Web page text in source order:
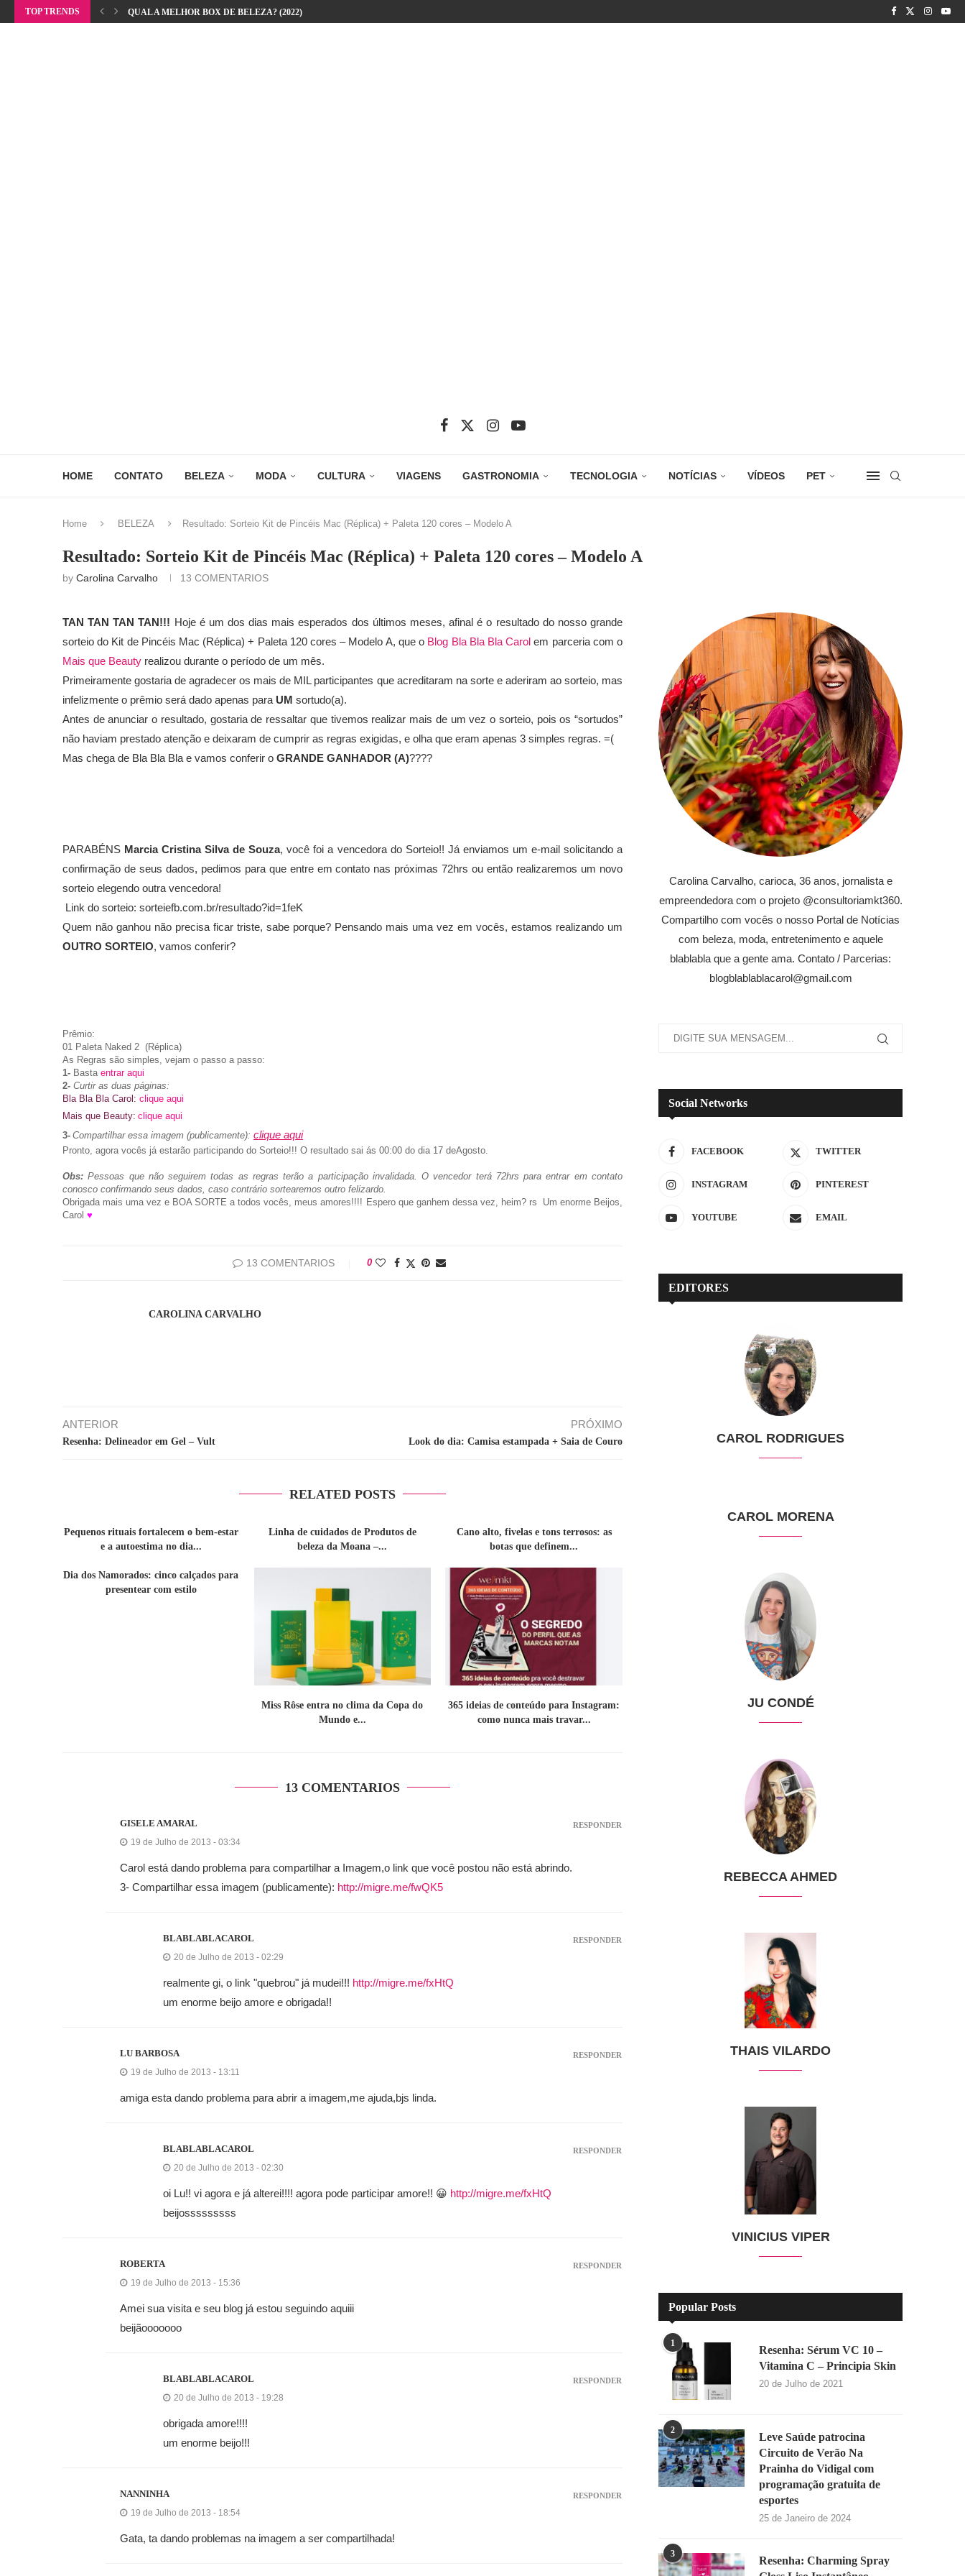
TOP TRENDS QUAL A MELHOR BOX DE BELEZA? (2022)
HOME CONTATO BELEZA MODA CULTURA VIAGENS GASTRONOMIA TECNOLOGIA NOTÍCIAS VÍDEOS PET
Home BELEZA Resultado: Sorteio Kit de Pincéis Mac (Réplica) + Paleta 120 cores – Modelo A
Resultado: Sorteio Kit de Pincéis Mac (Réplica) + Paleta 120 cores – Modelo A
by Carolina Carvalho 13 COMENTARIOS
TAN TAN TAN TAN!!! Hoje é um dos dias mais esperados dos últimos meses, afinal é o resultado do nosso grande
sorteio do Kit de Pincéis Mac (Réplica) + Paleta 120 cores – Modelo A, que o Blog Bla Bla Bla Carol em parceria com o
Mais que Beauty realizou durante o período de um mês.
Primeiramente gostaria de agradecer os mais de MIL participantes que acreditaram na sorte e aderiram ao sorteio, mas
infelizmente o prêmio será dado apenas para UM sortudo(a).
Antes de anunciar o resultado, gostaria de ressaltar que tivemos realizar mais de um vez o sorteio, pois os “sortudos”
não haviam prestado atenção e deixaram de cumprir as regras exigidas, e olha que eram apenas 3 simples regras. =(
Mas chega de Bla Bla Bla e vamos conferir o GRANDE GANHADOR (A)????
PARABÉNS Marcia Cristina Silva de Souza, você foi a vencedora do Sorteio!! Já enviamos um e-mail solicitando a
confirmação de seus dados, pedimos para que entre em contato nas próximas 72hrs ou então realizaremos um novo
sorteio elegendo outra vencedora!
Link do sorteio: sorteiefb.com.br/resultado?id=1feK
Quem não ganhou não precisa ficar triste, sabe porque? Pensando mais uma vez em vocês, estamos realizando um
OUTRO SORTEIO, vamos conferir?
Prêmio:
01 Paleta Naked 2 (Réplica)
As Regras são simples, vejam o passo a passo:
1- Basta entrar aqui
2- Curtir as duas páginas:
Bla Bla Bla Carol: clique aqui
Mais que Beauty: clique aqui
3- Compartilhar essa imagem (publicamente): clique aqui
Pronto, agora vocês já estarão participando do Sorteio!!! O resultado sai ás 00:00 do dia 17 deAgosto.
Obs: Pessoas que não seguirem todas as regras terão a participação invalidada. O vencedor terá 72hrs para entrar em contato
conosco confirmando seus dados, caso contrário sortearemos outro felizardo.
Obrigada mais uma vez e BOA SORTE a todos vocês, meus amores!!!! Espero que ganhem dessa vez, heim? rs Um enorme Beijos,
Carol ♥
13 COMENTARIOS 0
CAROLINA CARVALHO
ANTERIOR
Resenha: Delineador em Gel – Vult
PRÓXIMO
Look do dia: Camisa estampada + Saia de Couro
RELATED POSTS
Pequenos rituais fortalecem o bem-estar
e a autoestima no dia...
Linha de cuidados de Produtos de
beleza da Moana –...
Cano alto, fivelas e tons terrosos: as
botas que definem...
Dia dos Namorados: cinco calçados para
presentear com estilo
Miss Rôse entra no clima da Copa do
Mundo e...
365 ideias de conteúdo para Instagram:
como nunca mais travar...
13 COMENTARIOS
GISELE AMARAL
19 de Julho de 2013 - 03:34
Carol está dando problema para compartilhar a Imagem,o link que você postou não está abrindo.
3- Compartilhar essa imagem (publicamente): http://migre.me/fwQK5
RESPONDER
BLABLABLACAROL
20 de Julho de 2013 - 02:29
realmente gi, o link "quebrou" já mudei!!! http://migre.me/fxHtQ
um enorme beijo amore e obrigada!!
RESPONDER
LU BARBOSA
19 de Julho de 2013 - 13:11
amiga esta dando problema para abrir a imagem,me ajuda,bjs linda.
RESPONDER
BLABLABLACAROL
20 de Julho de 2013 - 02:30
oi Lu!! vi agora e já alterei!!!! agora pode participar amore!! 😀 http://migre.me/fxHtQ
beijosssssssss
RESPONDER
ROBERTA
19 de Julho de 2013 - 15:36
Amei sua visita e seu blog já estou seguindo aquiii
beijãooooooo
RESPONDER
BLABLABLACAROL
20 de Julho de 2013 - 19:28
obrigada amore!!!!
um enorme beijo!!!
RESPONDER
NANNINHA
19 de Julho de 2013 - 18:54
Gata, ta dando problemas na imagem a ser compartilhada!
RESPONDER
Carolina Carvalho, carioca, 36 anos, jornalista e
empreendedora com o projeto @consultoriamkt360.
Compartilho com vocês o nosso Portal de Notícias
com beleza, moda, entretenimento e aquele
blablabla que a gente ama. Contato / Parcerias:
blogblablablacarol@gmail.com
Social Networks
FACEBOOK TWITTER
INSTAGRAM PINTEREST
YOUTUBE EMAIL
EDITORES
CAROL RODRIGUES
CAROL MORENA
JU CONDÉ
REBECCA AHMED
THAIS VILARDO
VINICIUS VIPER
Popular Posts
1
Resenha: Sérum VC 10 –
Vitamina C – Principia Skin
20 de Julho de 2021
2
Leve Saúde patrocina
Circuito de Verão Na
Prainha do Vidigal com
programação gratuita de
esportes
25 de Janeiro de 2024
3
Resenha: Charming Spray